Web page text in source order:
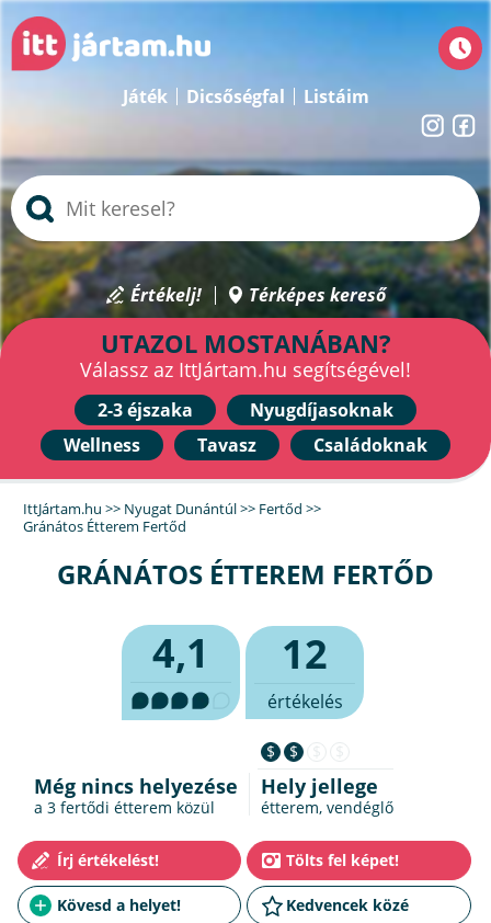
Játék Dicsőségfal Listáim
Értékelj! Térképes kereső
UTAZOL MOSTANÁBAN?
Válassz az IttJártam.hu segítségével!
2-3 éjszaka
Nyugdíjasoknak
Wellness
Tavasz Családoknak
IttJártam.hu >> Nyugat Dunántúl>> Fertőd >>
Gránátos Étterem Fertőd
GRÁNÁTOS ÉTTEREM FERTŐD
4,1 12
értékelés
Még nincs helyezése
a 3fertődi étterem közül
$ $
Hely jellege
étterem, vendéglő